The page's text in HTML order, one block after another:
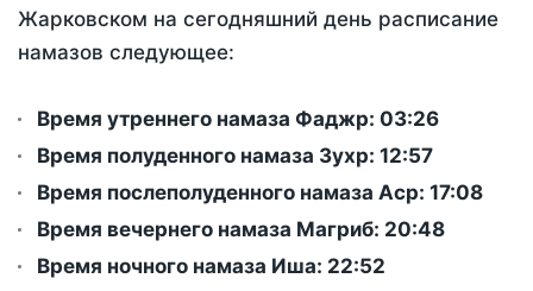
Жарковском на сегодняшний день расписание
намазов следующее:
Время утреннего намаза Фаджр: 03:26
Время полуденного намаза Зухр: 12:57
Время послеполуденного намаза Аср: 17:08
Время вечернего намаза Магриб: 20:48
Время ночного намаза Иша: 22:52